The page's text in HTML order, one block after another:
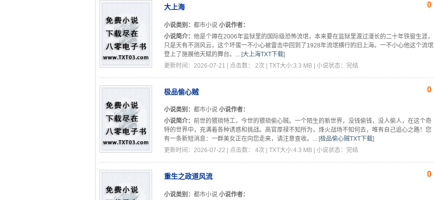
大上海 0
小说类别： 都市小说 小说作者：
小说简介： 他是个蹲在2006年监狱里的国际级恐怖流氓，本来要在监狱里渡过漫长的二十年铁窗生涯，
只是天有不测风云，这个坏蛋一不小心被雷击中回到了1928年流氓横行的旧上海。一不小心他这个流氓
登上了施展他天赋的舞台。...
[大上海TXT下载]
更新时间：2026-07-21 | 点击数： 2次 | TXT大小:3.3 MB | 小说状态：完结
极品偷心贼 0
小说类别： 都市小说 小说作者：
小说简介： 前世的猥琐特工，今世的猥琐偷心贼。一个陌生的新世界，没钱偷钱，没人偷人，在这个奇
特的世界中，充满着各种诱惑和挑战。高官厚禄不知所为，烽火战场不知何去，唯有自己追心之路！您
有一条新短消息：一群美女正在向您走来，请注意查收。... [极品偷心贼TXT下载]
更新时间：2026-07-22 | 点击数： 4次 | TXT大小:4.3 MB | 小说状态：完结
重生之政道风流 0
小说类别： 都市小说 小说作者：